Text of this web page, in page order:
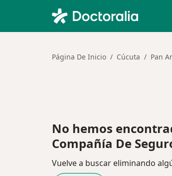
Página De Inicio Cúcuta Pan
No hemos
Compañía De
Vuelve a buscar eliminando